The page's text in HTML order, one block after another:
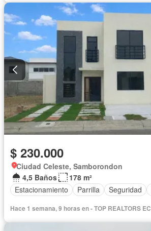
$ 230.000
Ciudad Celeste, Samborondon
4,5 Baños
178 m²
Estacionamiento
Parrilla Seguridad
Hace 1 semana, 9 horas en - TOP REALTORS EC